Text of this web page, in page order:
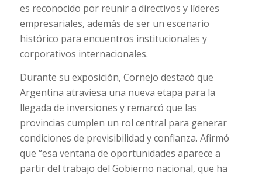
es reconocido por reunir a directivos y líderes
empresariales, además de ser un escenario
histórico para encuentros institucionales y
corporativos internacionales.
Durante su exposición, Cornejo destacó que
Argentina atraviesa una nueva etapa para la
llegada de inversiones y remarcó que las
provincias cumplen un rol central para generar
condiciones de previsibilidad y confianza. Afirmó
que “esa ventana de oportunidades aparece a
partir del trabajo del Gobierno nacional, que ha